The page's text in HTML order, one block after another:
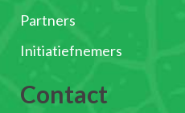
Partners
Initiatiefnemers
Contact